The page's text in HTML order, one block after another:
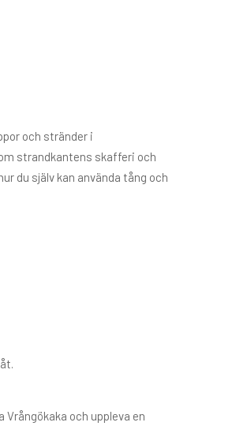
och stränder i
strandkantens skafferi och
du själv kan använda tång och
och uppleva en